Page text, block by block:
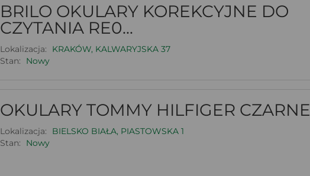
BRILO OKULARY KOREKCYJNE DO
CZYTANIA RE0...
Lokalizacja:
KRAKÓW, KALWARYJSKA 37
Stan:
Nowy
OKULARY TOMMY HILFIGER CZARNE
Lokalizacja:
BIELSKO BIAŁA, PIASTOWSKA 1
Stan:
Nowy